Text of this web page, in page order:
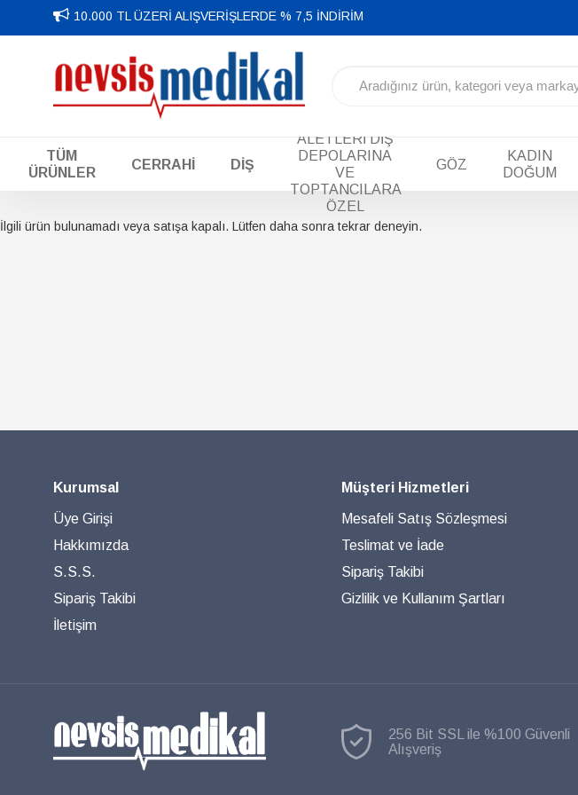
10.000 TL ÜZERİ ALIŞVERİŞLERDE % 7,5 İNDİRİM
TÜM
ÜRÜNLER
CERRAHİ DİŞ
ALETLERİ DİŞ
DEPOLARINA
VE
TOPTANCILARA
ÖZEL
GÖZ
KADIN
DOĞUM
İlgili ürün bulunamadı veya satışa kapalı. Lütfen daha sonra tekrar deneyin.
Kurumsal
Üye Girişi
Hakkımızda
S.S.S.
Sipariş Takibi
İletişim
Müşteri Hizmetleri
Mesafeli Satış Sözleşmesi
Teslimat ve İade
Sipariş Takibi
Gizlilik ve Kullanım Şartları
256 Bit SSL ile %100 Güvenli
Alışveriş